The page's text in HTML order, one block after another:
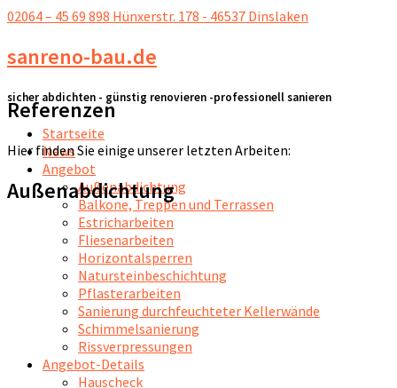
02064 – 45 69 898 Hünxerstr. 178 - 46537 Dinslaken
sanreno-bau.de
sicher abdichten - günstig renovieren -professionell sanieren
Startseite
News
Angebot
Außenabdichtung
Balkone, Treppen und Terrassen
Estricharbeiten
Fliesenarbeiten
Horizontalsperren
Natursteinbeschichtung
Pflasterarbeiten
Sanierung durchfeuchteter Kellerwände
Schimmelsanierung
Rissverpressungen
Angebot-Details
Hauscheck
Referenzen
Hier finden Sie einige unserer letzten Arbeiten:
Außenabdichtung